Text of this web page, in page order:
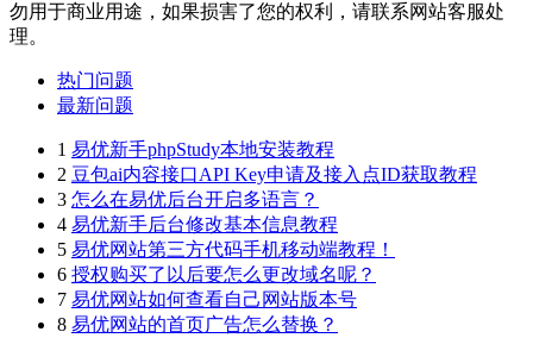
勿用于商业用途，如果损害了您的权利，请联系网站客服处
理。
热门问题
最新问题
1 易优新手phpStudy本地安装教程
2 豆包ai内容接口API Key申请及接入点ID获取教程
3 怎么在易优后台开启多语言？
4 易优新手后台修改基本信息教程
5 易优网站第三方代码手机移动端教程！
6 授权购买了以后要怎么更改域名呢？
7 易优网站如何查看自己网站版本号
8 易优网站的首页广告怎么替换？